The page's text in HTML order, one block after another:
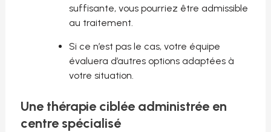
suffisante, vous pourriez être admissible
au traitement.
Si ce n’est pas le cas, votre équipe
évaluera d’autres options adaptées à
votre situation.
Une thérapie ciblée administrée en
centre spécialisé